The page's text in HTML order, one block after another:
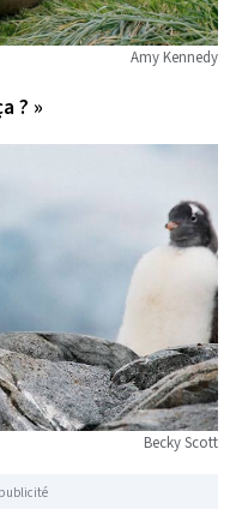
Amy Kennedy
? »
Becky Scott